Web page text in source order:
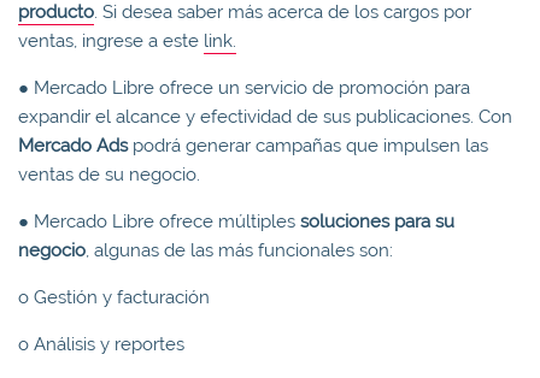
producto. Si desea saber más acerca de los cargos por
ventas, ingrese a este link.
● Mercado Libre ofrece un servicio de promoción para
expandir el alcance y efectividad de sus publicaciones. Con
Mercado Adspodrá generar campañas que impulsen las
ventas de su negocio.
● Mercado Libre ofrece múltiples soluciones para su
negocio, algunas de las más funcionales son:
o Gestión y facturación
o Análisis y reportes